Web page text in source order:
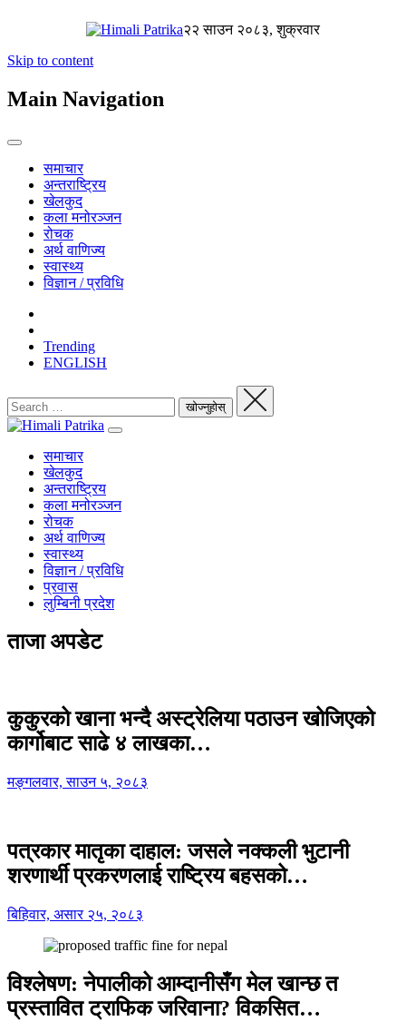
२२ साउन २०८३, शुक्रवार
Skip to content
Main Navigation
समाचार
अन्तराष्ट्रिय
खेलकुद
कला मनोरञ्जन
रोचक
अर्थ वाणिज्य
स्वास्थ्य
विज्ञान / प्रविधि
Trending
ENGLISH
समाचार
खेलकुद
अन्तराष्ट्रिय
कला मनोरञ्जन
रोचक
अर्थ वाणिज्य
स्वास्थ्य
विज्ञान / प्रविधि
प्रवास
लुम्बिनी प्रदेश
ताजा अपडेट
कुकुरको खाना भन्दै अस्ट्रेलिया पठाउन खोजिएको
कार्गोबाट साढे ४ लाखका…
मङ्गलवार, साउन ५, २०८३
पत्रकार मातृका दाहाल: जसले नक्कली भुटानी
शरणार्थी प्रकरणलाई राष्ट्रिय बहसको…
बिहिवार, असार २५, २०८३
विश्लेषण: नेपालीको आम्दानीसँग मेल खान्छ त
प्रस्तावित ट्राफिक जरिवाना? विकसित…